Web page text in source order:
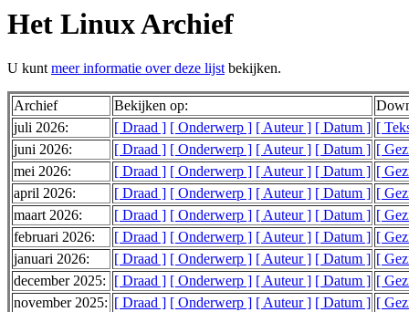
Het Linux Archief
U kuntmeer informatie over deze lijstbekijken.
Archief Bekijken op:
juli 2026:
[ Draad ] [ Onderwerp ] [ Auteur ] [ Datum ] [
juni 2026:
[ Draad ] [ Onderwerp ] [ Auteur ] [ Datum ] [
mei 2026:
[ Draad ] [ Onderwerp ] [ Auteur ] [ Datum ] [
april 2026:
[ Draad ] [ Onderwerp ] [ Auteur ] [ Datum ] [
maart 2026:
[ Draad ] [ Onderwerp ] [ Auteur ] [ Datum ] [
februari 2026:
[ Draad ] [ Onderwerp ] [ Auteur ] [ Datum ] [
januari 2026:
[ Draad ] [ Onderwerp ] [ Auteur ] [ Datum ] [
december 2025:
[ Draad ] [ Onderwerp ] [ Auteur ] [ Datum ] [
november 2025: [ Draad ] [ Onderwerp ] [ Auteur ] [ Datum ] [